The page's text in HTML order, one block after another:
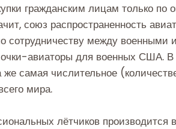
гражданским лицам только
союз распространенность
сотрудничеству между
авиаторы для военных США.
же самая числительное
мира.
лётчиков